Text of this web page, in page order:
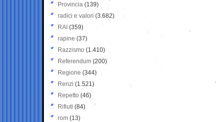
Provincia (139)
radici e valori (3.682)
RAI (359)
rapine (37)
Razzismo (1.410)
Referendum (200)
Regione (344)
Renzi (1.521)
Repetto (46)
Rifiuti (84)
rom (13)